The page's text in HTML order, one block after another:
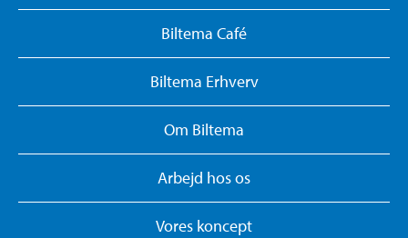
Biltema Café
Biltema Erhverv
Om Biltema
Arbejd hos os
Vores koncept